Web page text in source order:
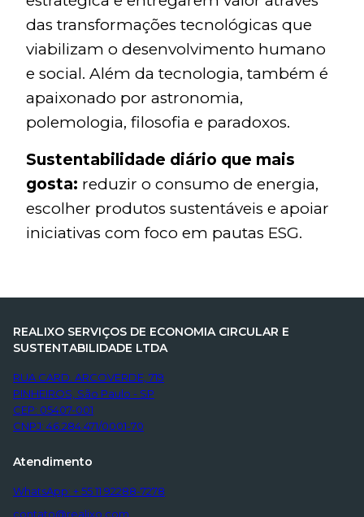
das transformações tecnológicas que
viabilizam o desenvolvimento humano
e social. Além da tecnologia, também é
apaixonado por astronomia,
polemologia, filosofia e paradoxos.
Sustentabilidade diário que mais
gosta: reduzir o consumo de energia,
escolher produtos sustentáveis e apoiar
iniciativas com foco em pautas ESG.
REALIXO SERVIÇOS DE ECONOMIA CIRCULAR E
SUSTENTABILIDADE LTDA
RUA CARD. ARCOVERDE, 719
PINHEIROS, São Paulo - SP
CEP: 05407-001
CNPJ: 46.284.471/0001-70
Atendimento
WhatsApp: + 55 11 92288-7278
contato@realixo.com